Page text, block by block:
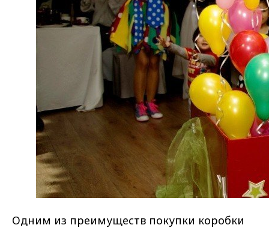
Одним из преимуществ покупки коробки